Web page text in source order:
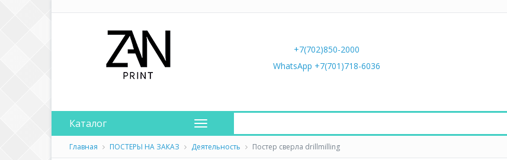
+7(702)850-2000
WhatsApp +7(701)718-6036
Каталог
Главная ПОСТЕРЫ НА ЗАКАЗ Деятельность Постер сверла drillmilling